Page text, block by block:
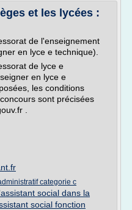
et les lycées :
de l'enseignement
en lyce e technique).
de lyce e
en lyce e
les conditions
sont précisées
.
categorie c
social dans la
social fonction